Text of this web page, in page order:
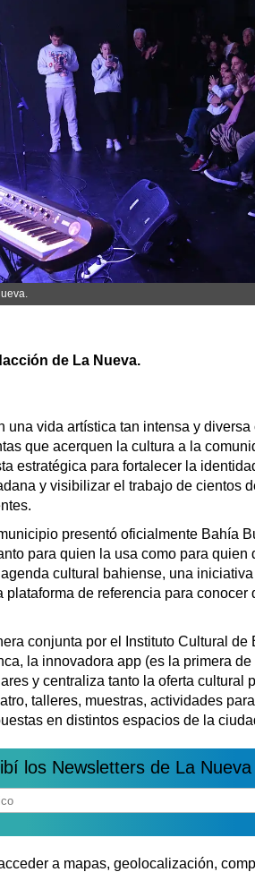
Con el campo
Espacio empresas
Sociedad
Tecnología
Turismo
Salud
Es viral
Datos Útiles
Fúnebres
Edictos
Teléfonos de urgencia
de La Nueva.
una vida artística tan intensa y
que acerquen la cultura a la
estratégica para fortalecer la
y visibilizar el trabajo de cientos
presentó oficialmente Bahía
para quien la usa como para quien
cultural bahiense, una
plataforma de referencia para conocer
conjunta por el Instituto Cultural de
la innovadora app (es la primera
y centraliza tanto la oferta cultural
talleres, muestras, actividades
en distintos espacios de la
los Newsletters de La Nueva
a mapas, geolocalización,